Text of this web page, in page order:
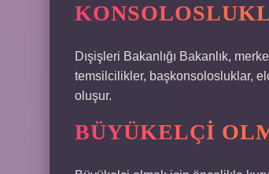
Dışişleri Bakanlığı Bakanlık,
temsilcilikler, başkonsolosluklar,
oluşur.
BÜYÜKELÇI